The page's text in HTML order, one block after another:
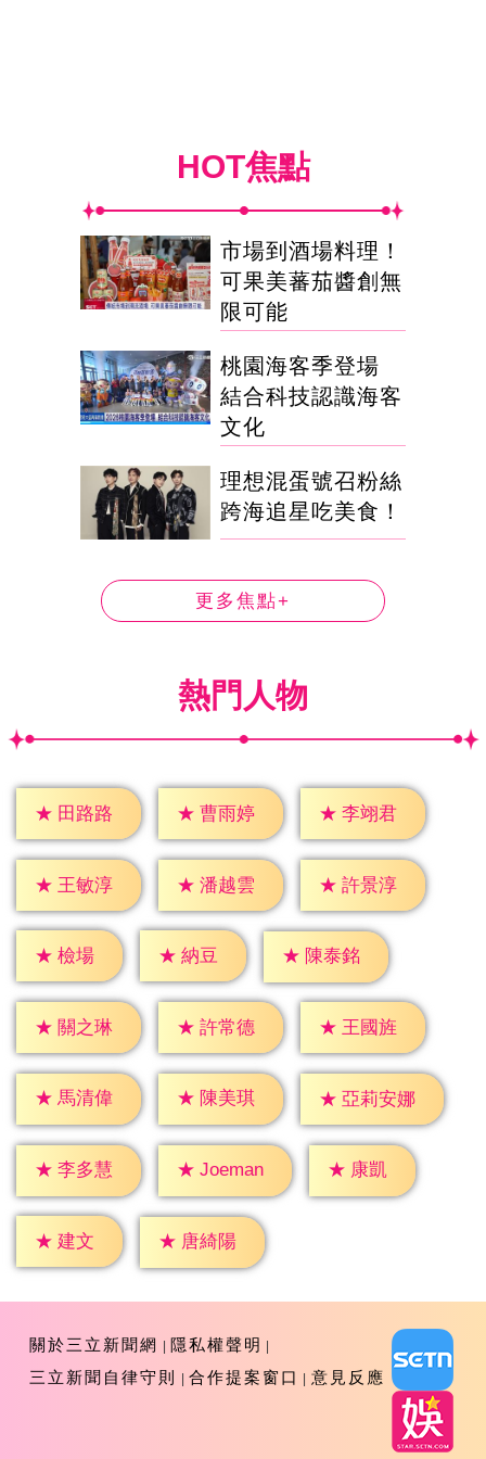
HOT焦點
市場到酒場料理！
可果美蕃茄醬創無
限可能
桃園海客季登場
結合科技認識海客
文化
理想混蛋號召粉絲
跨海追星吃美食！
更多焦點+
熱門人物
★ 田路路 ★ 曹雨婷 ★ 李翊君
★ 王敏淳 ★ 潘越雲 ★ 許景淳
★ 檢場 ★ 納豆 ★ 陳泰銘
★ 關之琳 ★ 許常德 ★ 王國旌
★ 馬清偉 ★ 陳美琪 ★ 亞莉安娜
★ 李多慧 ★ Joeman ★ 康凱
★ 建文 ★ 唐綺陽
關於三立新聞網
隱私權聲明
三立新聞自律守則
合作提案窗口 意見反應